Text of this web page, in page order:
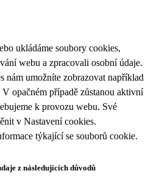
ukládáme soubory cookies,
webu a zpracovali osobní údaje.
nám umožníte zobrazovat například
opačném případě zůstanou aktivní
k provozu webu. Své
v Nastavení cookies.
týkající se souborů cookie.
z následujících důvodů